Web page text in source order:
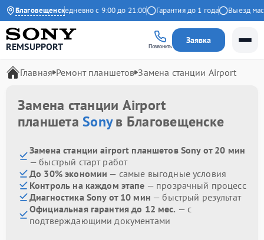
Благовещенск
на Яндекс Ежедневно с 9:00 до 21:00 Гарантия до 1 года Выезд
REMSUPPORT Позвонить
Заявка
Главная Ремонт планшетов Замена станции Airport
Замена станции Airport
планшетаSonyв Благовещенске
Замена станции airport планшетов Sony от 20 мин
— быстрый старт работ
До 30% экономии — самые выгодные условия
Контроль на каждом этапе — прозрачный процесс
Диагностика Sony от 10 мин — быстрый результат
Официальная гарантия до 12 мес. — с
подтверждающими документами